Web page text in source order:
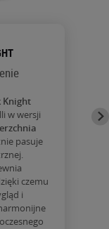
Knight
w wersji
pasuje
czemu
i